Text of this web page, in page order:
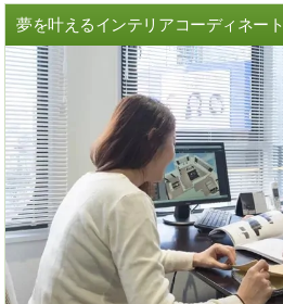
夢を叶えるインテリアコーディネート